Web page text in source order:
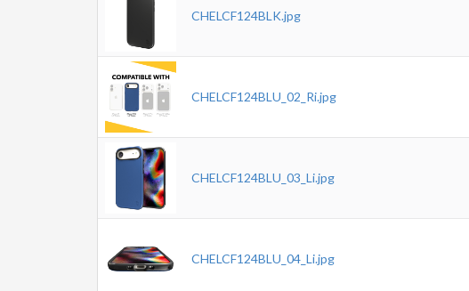
CHELCF124BLK.jpg
CHELCF124BLU_02_Ri.jpg
CHELCF124BLU_03_Li.jpg
CHELCF124BLU_04_Li.jpg